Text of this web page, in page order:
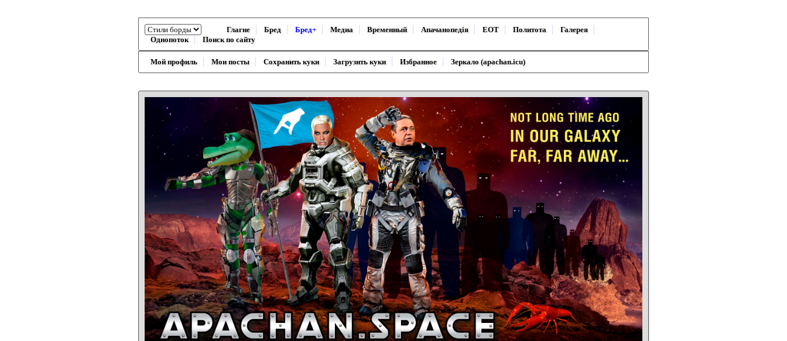
Глагне Бред Бред+ Медиа Временный Апачанопедiя ЕОТ Политота
Галерея
Однопоток
Поиск по сайту
Мой профиль Мои посты Сохранить куки Загрузить куки Избранное Зеркало (apachan.icu)